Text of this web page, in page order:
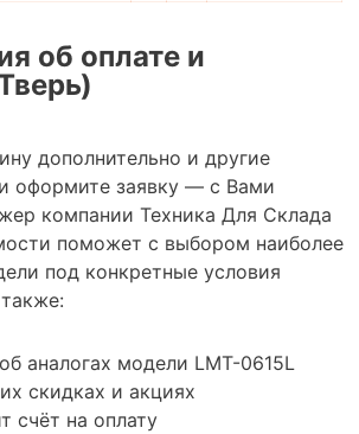
об оплате и
дополнительно и другие
оформите заявку — с Вами
компании Техника Для Склада
поможет с выбором наиболее
под конкретные условия
аналогах модели LMT-0615L
скидках и акциях
счёт на оплату